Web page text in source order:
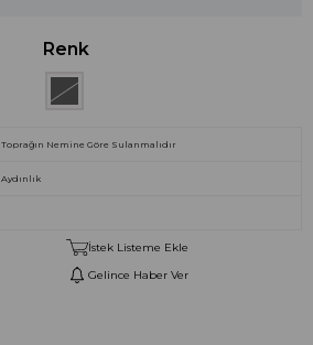
Renk
Toprağın Nemine Göre Sulanmalıdır
Aydınlık
İstek Listeme Ekle
Gelince Haber Ver